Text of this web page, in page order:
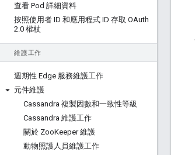
查看 Pod 詳細資料
按照使用者 ID 和應用程式 ID 存取 OAuth
2.0 權杖
維護工作
週期性 Edge 服務維護工作
元件維護
Cassandra 複製因數和一致性等級
Cassandra 維護工作
關於 ZooKeeper 維護
動物照護人員維護工作